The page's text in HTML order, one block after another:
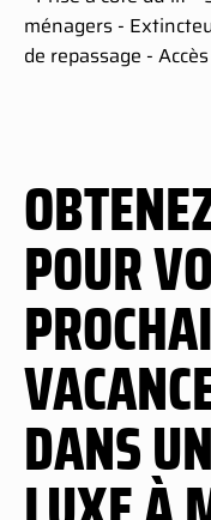
ménagers -
de repassage -
POUR
DANS